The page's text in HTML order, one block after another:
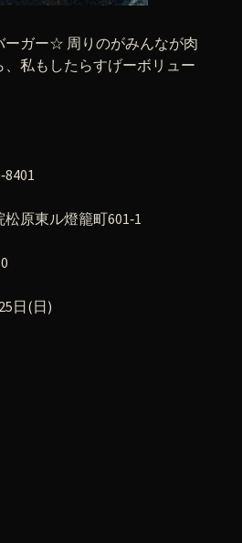
ーガー☆ 周りのがみんなが肉
、私もしたらすげーボリュー
原東ル燈籠町601‐1
日(日)